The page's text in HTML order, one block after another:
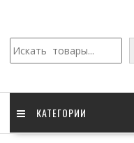
КАТЕГОРИИ